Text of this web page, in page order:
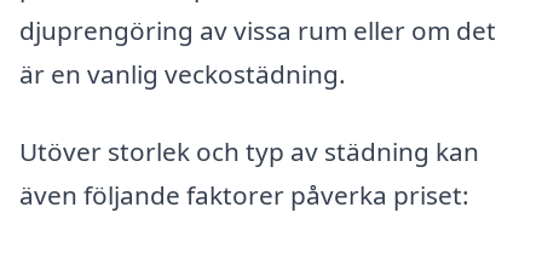
djuprengöring av vissa rum eller om det
är en vanlig veckostädning.
Utöver storlek och typ av städning kan
även följande faktorer påverka priset: